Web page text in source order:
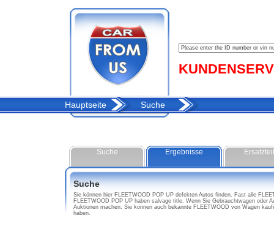
Hauptseite Suche
Suche Ergebnisse
Suche
Sie können hier FLEETWOOD POP UP defekten Autos finden. Fast alle
FLEETWOOD POP UP haben salvage title. Wenn Sie Gebrauchtwagen oder
Auktionen machen. Sie können auch bekannte FLEETWOOD von Wagen
haben.